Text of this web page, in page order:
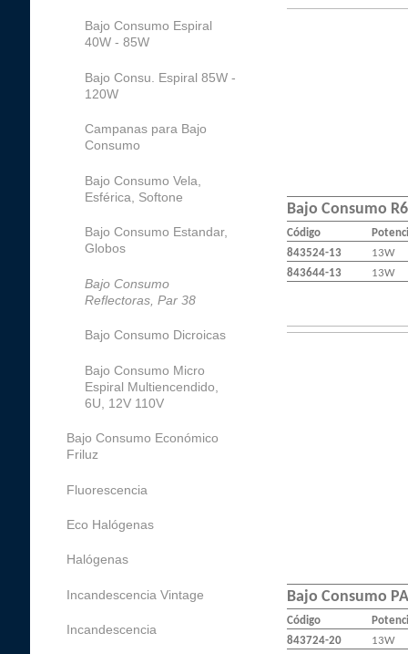
Bajo Consumo
Código
843524-13
13W
843644-13
13W
Bajo Consumo
Código
843724-20
13W
Bajo Consumo Espiral
40W - 85W
Bajo Consu. Espiral 85W -
120W
Campanas para Bajo
Consumo
Bajo Consumo Vela,
Esférica, Softone
Bajo Consumo Estandar,
Globos
Bajo Consumo
Reflectoras, Par 38
Bajo Consumo Dicroicas
Bajo Consumo Micro
Espiral Multiencendido,
6U, 12V 110V
Bajo Consumo Económico
Friluz
Fluorescencia
Eco Halógenas
Halógenas
Incandescencia Vintage
Incandescencia